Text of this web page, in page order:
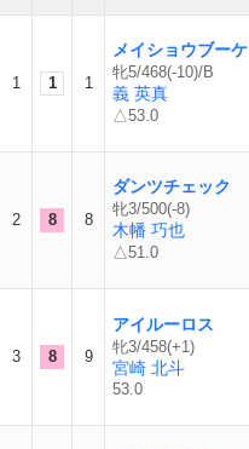
1 1 1
メイショウブーケ
牝5/468(-10)/B
義 英真
△53.0
2 8 8
ダンツチェック
牝3/500(-8)
木幡 巧也
△51.0
3 8 9
アイルーロス
牝3/458(+1)
宮崎 北斗
53.0